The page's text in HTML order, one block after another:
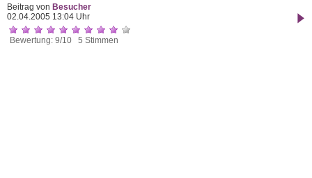
Beitrag von Besucher
02.04.2005 13:04 Uhr
Bewertung: 9/10 5 Stimmen